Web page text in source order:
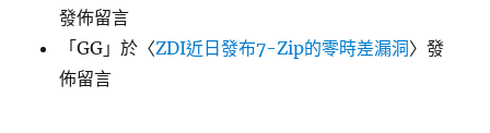
發佈留言
「GG 」於〈ZDI近日發布7-Zip的零時差漏洞〉發
佈留言